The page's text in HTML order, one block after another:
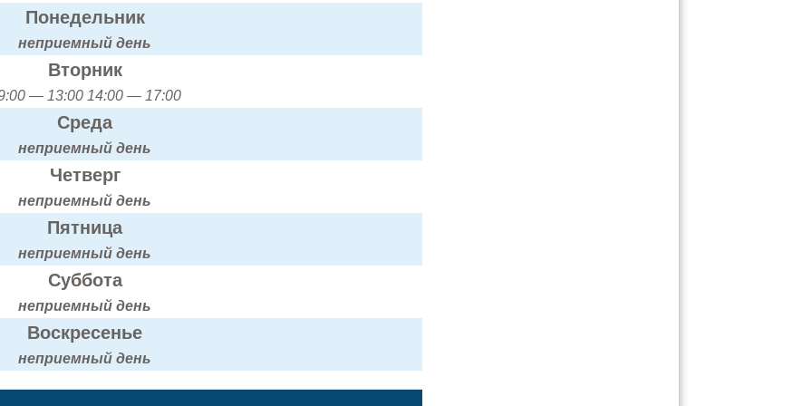
Понедельник
неприемный день
Вторник
— 13:00 14:00 — 17:00
Среда
неприемный день
Четверг
неприемный день
Пятница
неприемный день
Суббота
неприемный день
Воскресенье
неприемный день